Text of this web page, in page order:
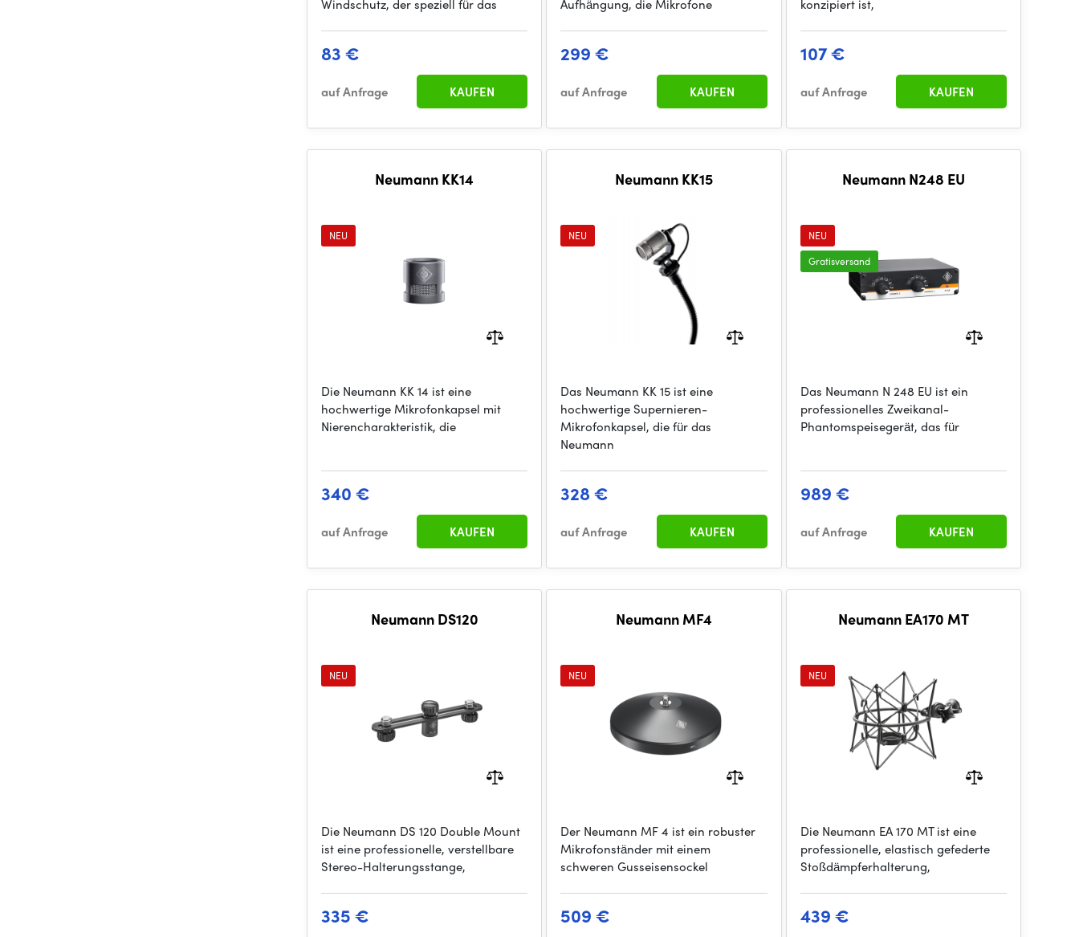
Windschutz, der speziell für das
83 €
auf Anfrage KAUFEN
Aufhängung, die Mikrofone
299 €
auf Anfrage KAUFEN
konzipiert ist,
107 €
auf Anfrage KAUFEN
Neumann KK14
NEU
Die Neumann KK 14 ist eine
hochwertige Mikrofonkapsel mit
Nierencharakteristik, die
340 €
auf Anfrage KAUFEN
Neumann KK15
NEU
Das Neumann KK 15 ist eine
hochwertige Supernieren-
Mikrofonkapsel, die für das
Neumann
328 €
auf Anfrage KAUFEN
Neumann N248 EU
NEU
Gratisversand
Das Neumann N 248 EU ist ein
professionelles Zweikanal-
Phantomspeisegerät, das für
989 €
auf Anfrage KAUFEN
Neumann DS120
NEU
Die Neumann DS 120 Double Mount
ist eine professionelle, verstellbare
Stereo-Halterungsstange,
335 €
Neumann MF4
NEU
Der Neumann MF 4 ist ein robuster
Mikrofonständer mit einem
schweren Gusseisensockel
509 €
Neumann EA170 MT
NEU
Die Neumann EA 170 MT ist eine
professionelle, elastisch gefederte
Stoßdämpferhalterung,
439 €